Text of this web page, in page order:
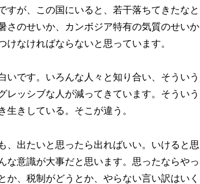
すが、この国にいると、若干落ちてきたなと
さのせいか、カンボジア特有の気質のせいか
なければならないと思っています。
です。いろんな人々と知り合い、そういう
ッシブな人が減ってきています。そういう
きしている。そこが違う。
、出たいと思ったら出ればいい。いけると思
な意識が大事だと思います。思ったならやっ
、税制がどうとか、やらない言い訳はいく